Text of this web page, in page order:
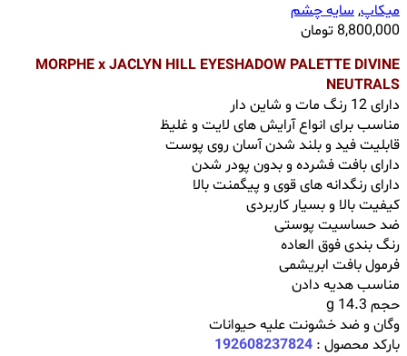
میکاپ,سایه چشم
8,800,000 تومان
MORPHE x JACLYN HILL EYESHADOW PALETTE DIVINE
NEUTRALS
دارای 12 رنگ مات و شاین دار
مناسب برای انواع آرایش های لایت و غلیظ
قابلیت فید و بلند شدن آسان روی پوست
دارای بافت فشرده و بدون پودر شدن
دارای رنگدانه های قوی و پیگمنت بالا
کیفیت بالا و بسیار کاربردی
ضد حساسیت پوستی
رنگ بندی فوق العاده
فرمول بافت ابریشمی
مناسب هدیه دادن
حجم 14.3 g
وگان و ضد خشونت علیه حیوانات
بارکد محصول : 192608237824